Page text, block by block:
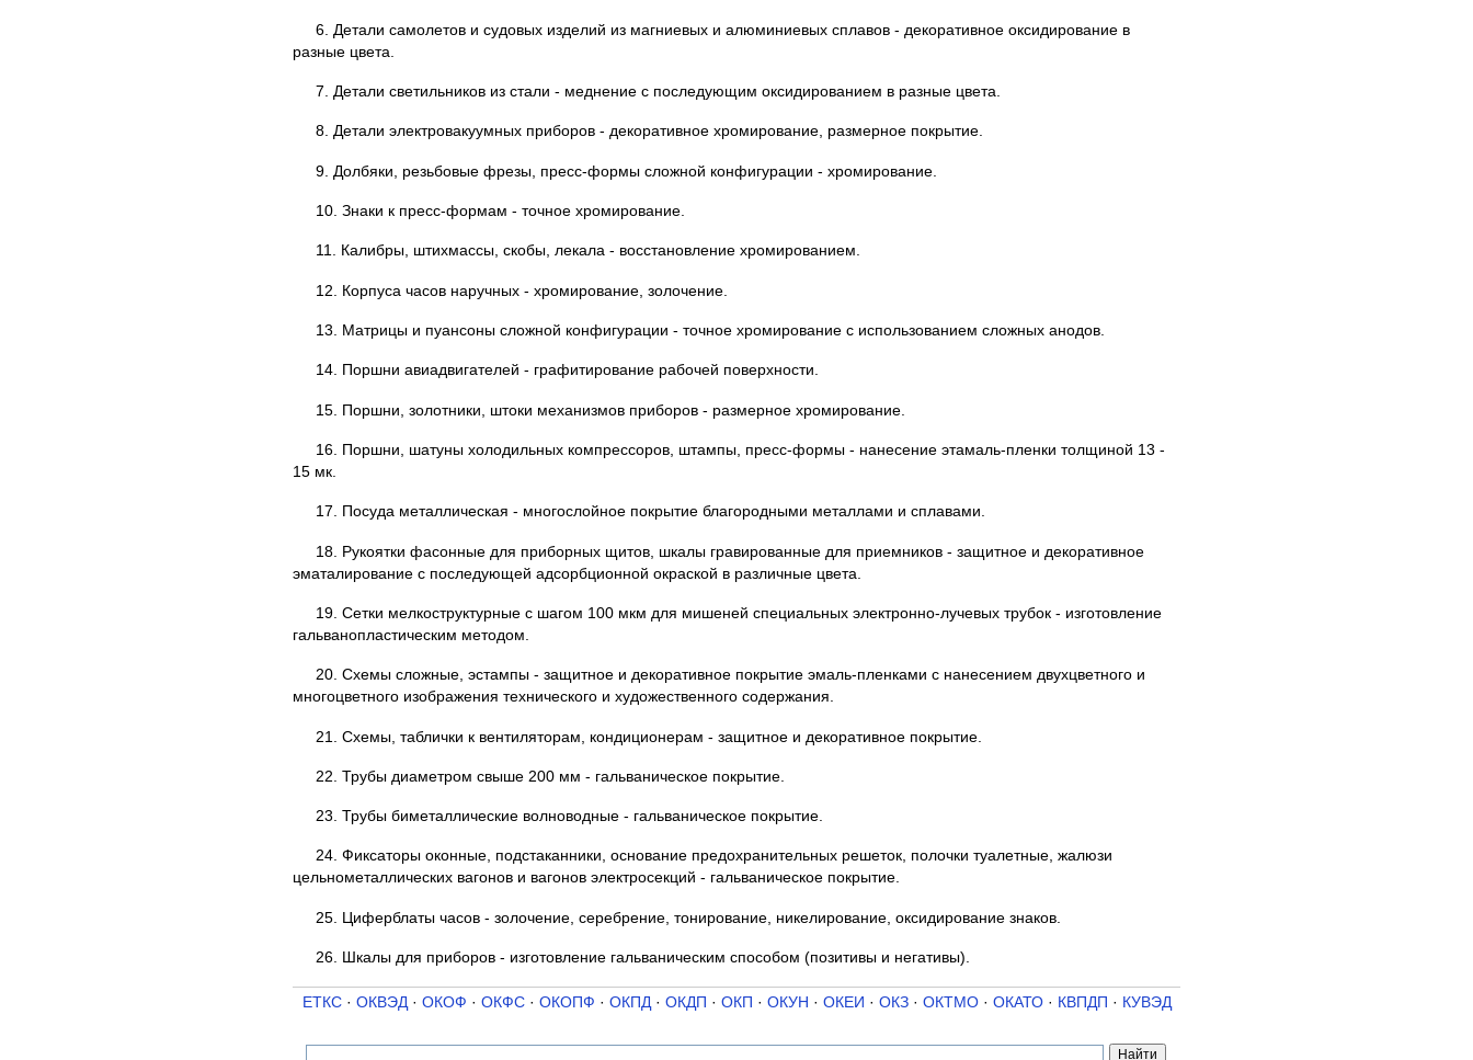
6. Детали самолетов и судовых изделий из магниевых и алюминиевых сплавов - декоративное оксидирование в
разные цвета.
7. Детали светильников из стали - меднение с последующим оксидированием в разные цвета.
8. Детали электровакуумных приборов - декоративное хромирование, размерное покрытие.
9. Долбяки, резьбовые фрезы, пресс-формы сложной конфигурации - хромирование.
10. Знаки к пресс-формам - точное хромирование.
11. Калибры, штихмассы, скобы, лекала - восстановление хромированием.
12. Корпуса часов наручных - хромирование, золочение.
13. Матрицы и пуансоны сложной конфигурации - точное хромирование с использованием сложных анодов.
14. Поршни авиадвигателей - графитирование рабочей поверхности.
15. Поршни, золотники, штоки механизмов приборов - размерное хромирование.
16. Поршни, шатуны холодильных компрессоров, штампы, пресс-формы - нанесение этамаль-пленки толщиной 13 -
15 мк.
17. Посуда металлическая - многослойное покрытие благородными металлами и сплавами.
18. Рукоятки фасонные для приборных щитов, шкалы гравированные для приемников - защитное и декоративное
эматалирование с последующей адсорбционной окраской в различные цвета.
19. Сетки мелкоструктурные с шагом 100 мкм для мишеней специальных электронно-лучевых трубок - изготовление
гальванопластическим методом.
20. Схемы сложные, эстампы - защитное и декоративное покрытие эмаль-пленками с нанесением двухцветного и
многоцветного изображения технического и художественного содержания.
21. Схемы, таблички к вентиляторам, кондиционерам - защитное и декоративное покрытие.
22. Трубы диаметром свыше 200 мм - гальваническое покрытие.
23. Трубы биметаллические волноводные - гальваническое покрытие.
24. Фиксаторы оконные, подстаканники, основание предохранительных решеток, полочки туалетные, жалюзи
цельнометаллических вагонов и вагонов электросекций - гальваническое покрытие.
25. Циферблаты часов - золочение, серебрение, тонирование, никелирование, оксидирование знаков.
26. Шкалы для приборов - изготовление гальваническим способом (позитивы и негативы).
ЕТКС· ОКВЭД· ОКОФ · ОКФС· ОКОПФ · ОКПД· ОКДП · ОКП · ОКУН · ОКЕИ · ОКЗ· ОКТМО· ОКАТО· КВПДП · КУВЭД